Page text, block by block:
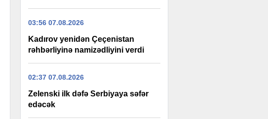
03:56 07.08.2026
Kadırov yenidən Çeçenistan
rəhbərliyinə namizədliyini verdi
02:37 07.08.2026
Zelenski ilk dəfə Serbiyaya səfər
edəcək